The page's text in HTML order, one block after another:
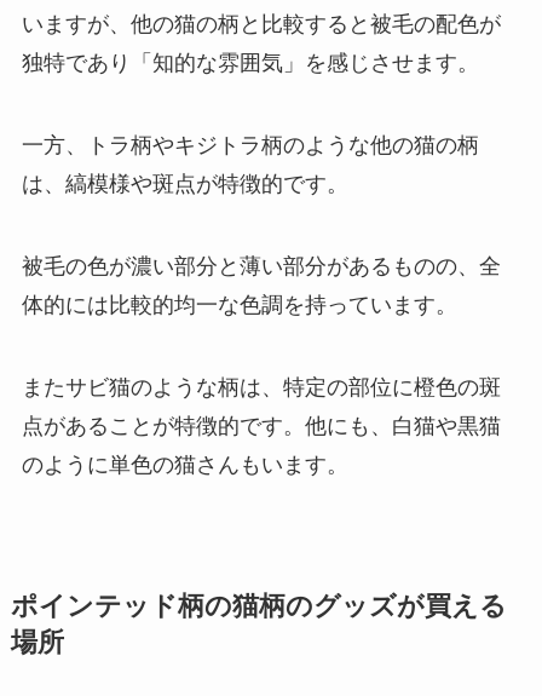
いますが、他の猫の柄と比較すると被毛の配色が
独特であり「知的な雰囲気」を感じさせます。
一方、トラ柄やキジトラ柄のような他の猫の柄
は、縞模様や斑点が特徴的です。
被毛の色が濃い部分と薄い部分があるものの、全
体的には比較的均一な色調を持っています。
またサビ猫のような柄は、特定の部位に橙色の斑
点があることが特徴的です。他にも、白猫や黒猫
のように単色の猫さんもいます。
ポインテッド柄の猫柄のグッズが買える
場所